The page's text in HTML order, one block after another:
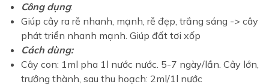
Công dụng:
Giúp cây ra rễ nhanh, mạnh, rễ đẹp, trắng sáng -> cây
phát triển nhanh mạnh. Giúp đất tơi xốp
Cách dùng:
Cây con: 1ml pha 1l nước nước. 5-7 ngày/lần. Cây lớn,
trưởng thành, sau thu hoạch: 2ml/1l nước